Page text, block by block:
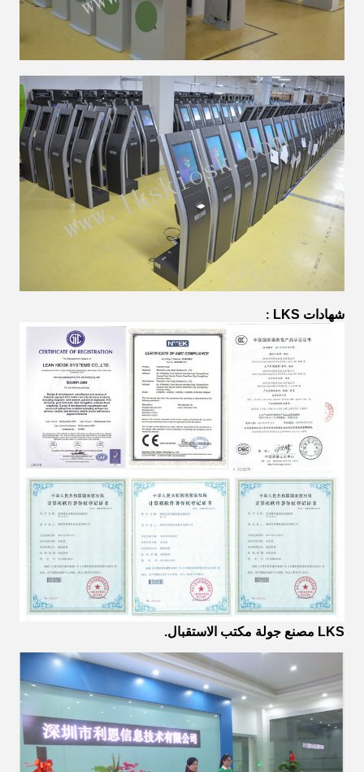
شهادات LKS :
LKS مصنع جولة مكتب الاستقبال.